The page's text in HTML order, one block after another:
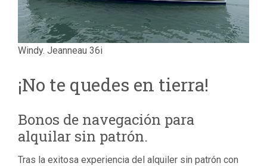
Windy. Jeanneau 36i
¡No te quedes en tierra!
Bonos de navegación para
alquilar sin patrón.
Tras la exitosa experiencia del alquiler sin patrón con